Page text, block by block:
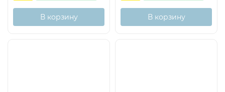
В корзину В корзину